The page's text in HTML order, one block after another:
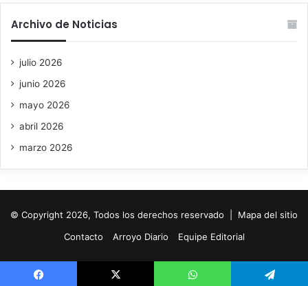
Archivo de Noticias
julio 2026
junio 2026
mayo 2026
abril 2026
marzo 2026
© Copyright 2026, Todos los derechos reservado | Mapa del sitio
Contacto
Arroyo Diario Equipe Editorial